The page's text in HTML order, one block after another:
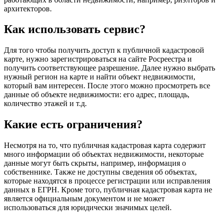
архитекторов.
Как использовать сервис?
Для того чтобы получить доступ к публичной кадастровой
карте, нужно зарегистрироваться на сайте Росреестра и
получить соответствующее разрешение. Далее нужно выбрать
нужный регион на карте и найти объект недвижимости,
который вам интересен. После этого можно просмотреть все
данные об объекте недвижимости: его адрес, площадь,
количество этажей и т.д.
Какие есть ограничения?
Несмотря на то, что публичная кадастровая карта содержит
много информации об объектах недвижимости, некоторые
данные могут быть скрыты, например, информация о
собственнике. Также не доступны сведения об объектах,
которые находятся в процессе регистрации или исправления
данных в ЕГРН. Кроме того, публичная кадастровая карта не
является официальным документом и не может
использоваться для юридически значимых целей.